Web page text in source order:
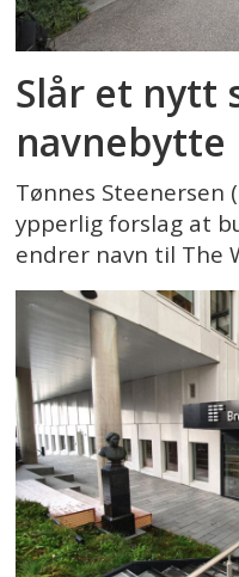
Slår et nytt
navnebytte
Tønnes Steenersen
ypperlig forslag at
endrer navn til The